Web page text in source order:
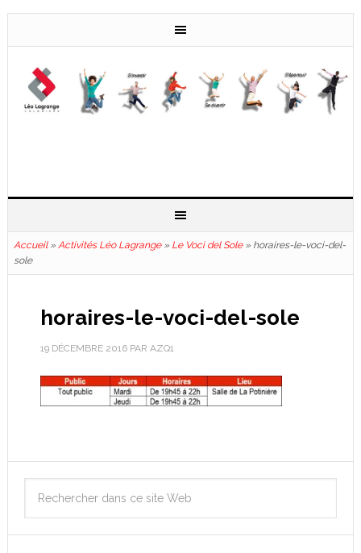
Accueil» Activités Léo Lagrange» Le Voci del Sole» horaires-le-voci-del-
sole
horaires-le-voci-del-sole
19 DÉCEMBRE 2016PAR AZQ1